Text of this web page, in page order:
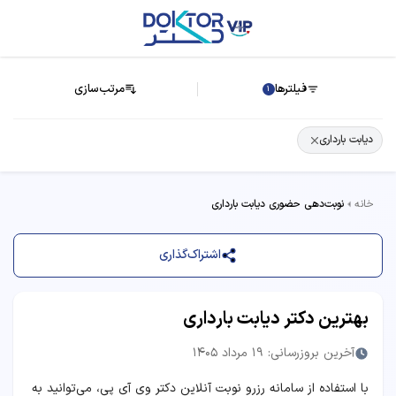
فیلترها 1 مرتب‌سازی
دیابت بارداری
خانه نوبت‌دهی حضوری دیابت بارداری
اشتراک‌گذاری
بهترین دکتر دیابت بارداری
آخرین بروزرسانی: 19 مرداد 1405
با استفاده از سامانه رزرو نوبت آنلاین دکتر وی آی پی، می‌توانید به